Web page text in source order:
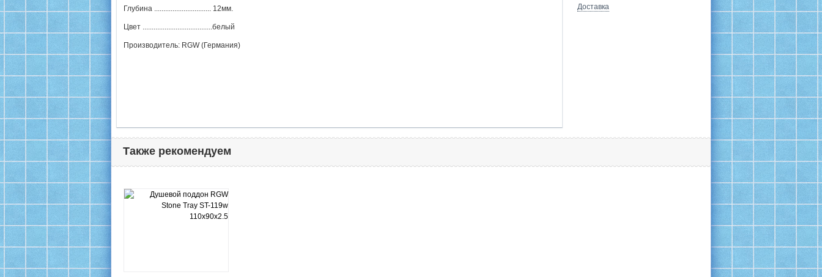
Глубина ............................... 12мм.
Цвет ......................................белый
Производитель: RGW (Германия)
Доставка
Также рекомендуем